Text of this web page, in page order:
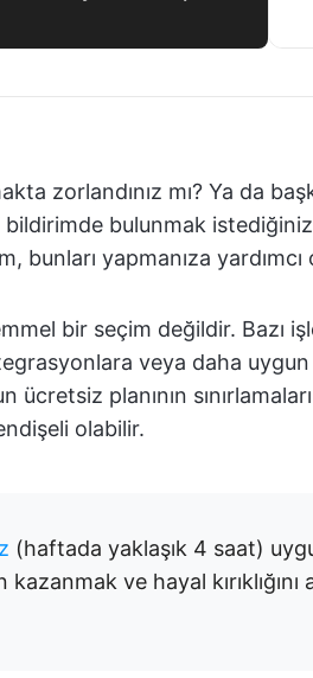
zorlandınız mı? Ya da
bulunmak
bunları yapmanıza yardımcı
bir seçim değildir. Bazı
veya daha
planının
olabilir.
(haftada yaklaşık 4 saat)
ve hayal